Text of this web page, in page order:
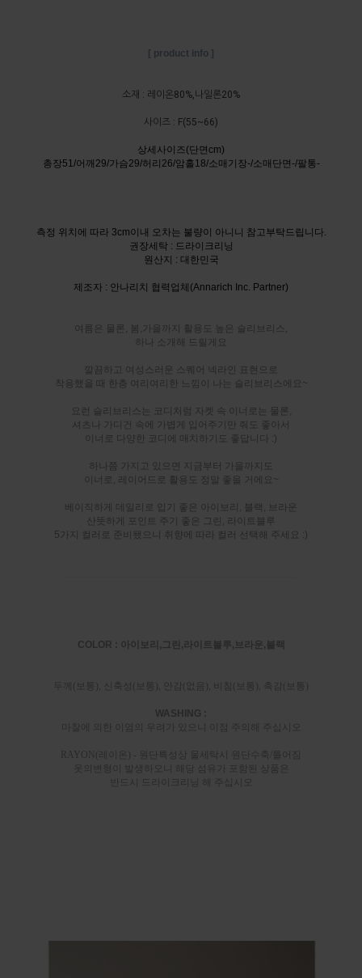
[ product info ]
소재 : 레이온80%,나일론20%
사이즈 : F(55~66)
상세사이즈(단면cm)
총장51/어깨29/가슴29/허리26/암홀18/소매기장-/소매단면-/팔통-
측정 위치에 따라 3cm이내 오차는 불량이 아니니 참고부탁드립니다.
권장세탁 : 드라이크리닝
원산지 : 대한민국
제조자 : 안나리치 협력업체(Annarich Inc. Partner)
여름은 물론, 봄,가을까지 활용도 높은 슬리브리스,
하나 소개해 드릴게요
깔끔하고 여성스러운 스퀘어 넥라인 표현으로
착용했을 때 한층 여리여리한 느낌이 나는 슬리브리스에요~
요런 슬리브리스는 코디처럼 자켓 속 이너로는 물론,
셔츠나 가디건 속에 가볍게 입어주기만 줘도 좋아서
이너로 다양한 코디에 매치하기도 좋답니다 :)
하나쯤 가지고 있으면 지금부터 가을까지도
이너로, 레이어드로 활용도 정말 좋을 거에요~
베이직하게 데일리로 입기 좋은 아이보리, 블랙, 브라운
산뜻하게 포인트 주기 좋은 그린, 라이트블루
5가지 컬러로 준비됐으니 취향에 따라 컬러 선택해 주세요 :)
COLOR : 아이보리,그린,라이트블루,브라운,블랙
두께(보통), 신축성(보통), 안감(없음), 비침(보통), 촉감(보통)
WASHING :
마찰에 의한 이염의 우려가 있으니 이점 주의해 주십시오
RAYON(레이온) - 원단특성상 물세탁시 원단수축/틀어짐
옷의변형이 발생하오니 해당 섬유가 포함된 상품은
반드시 드라이크리닝 해 주십시오